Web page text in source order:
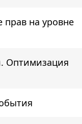
прав на уровне
Оптимизация